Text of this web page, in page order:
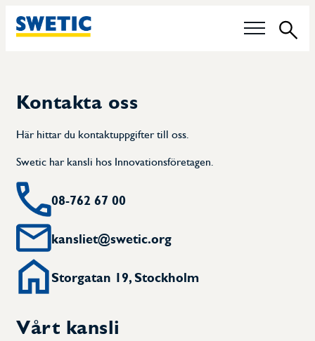
Sök
Livsmedelskontroll
Hållbarhet
Certifiering av pannoperatörer
Karriär
Kontakta oss
Här hittar du kontaktuppgifter till oss.
Swetic har kansli hos Innovationsföretagen.
08-762 67 00
kansliet@swetic.org
Storgatan 19, Stockholm
Vårt kansli